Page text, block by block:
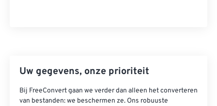
Uw gegevens, onze prioriteit
Bij FreeConvert gaan we verder dan alleen het converteren
van bestanden: we beschermen ze. Ons robuuste